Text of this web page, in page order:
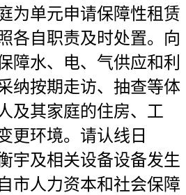
为单元申请保障性租赁
各自职责及时处置。向
障水、电、气供应和利
纳按期走访、抽查等体
及其家庭的住房、工
更环境。请认线日
宇及相关设备设备发生
市人力资本和社会保障